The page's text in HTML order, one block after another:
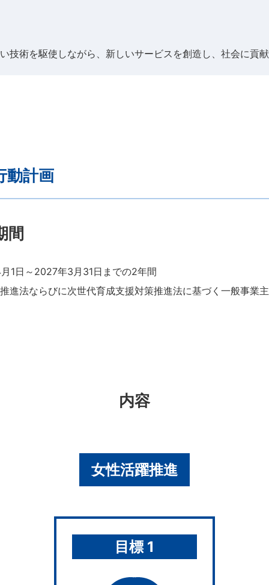
しながら、新しいサービスを創造し
動計画
間
1日～2027年3月31日までの2年間
進法ならびに次世代育成支援対策推進法に基づく一般事業
内容
女性活躍推進
目標 1